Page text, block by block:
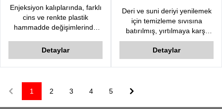
Enjeksiyon kalıplarında, farklı
cins ve renkte plastik
hammadde değişimlerinde
baskıda renk kaynaklı
problemleri ortadan kaldırır.
Detaylar
Deri ve suni deriyi yenilemek
için temizleme sıvısına
batırılmış, yırtılmaya karşı
dirençli ve aşınmaya karşı
dayanıklı aktif yüzey yapısına
sahiptir. Ürün, tüm deri
mobilya vb. Deri Temizleyici &
Detaylar
Previous
1 2 3 4 5 Next